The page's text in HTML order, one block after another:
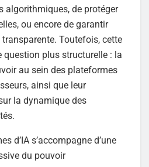
algorithmiques, de protéger
ou encore de garantir
Toutefois, cette
question plus structurelle : la
au sein des plateformes
ainsi que leur
la dynamique des
d’IA s’accompagne d’une
du pouvoir